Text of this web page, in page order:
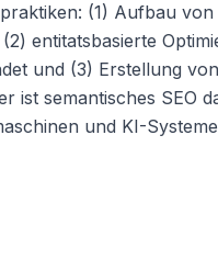
(1) Aufbau
entitatsbasierte
und (3) Erstellung
ist semantisches SEO
und KI-